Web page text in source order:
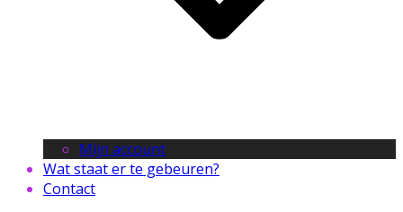
Mijn account
Wat staat er te gebeuren?
Contact